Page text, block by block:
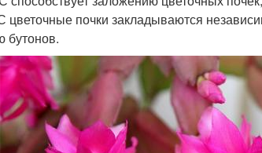
почки закладываются
бутонов.